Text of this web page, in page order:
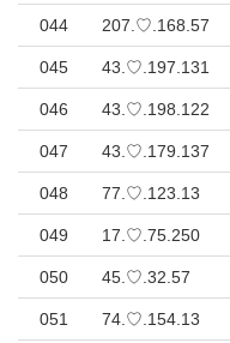
044 207.♡.168.57
045 43.♡.197.131
046 43.♡.198.122
047 43.♡.179.137
048 77.♡.123.13
049 17.♡.75.250
050 45.♡.32.57
051 74.♡.154.13